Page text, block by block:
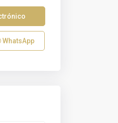
WhatsApp